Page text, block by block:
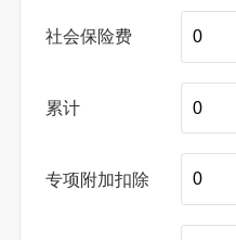
社会保险费
累计
专项附加扣除